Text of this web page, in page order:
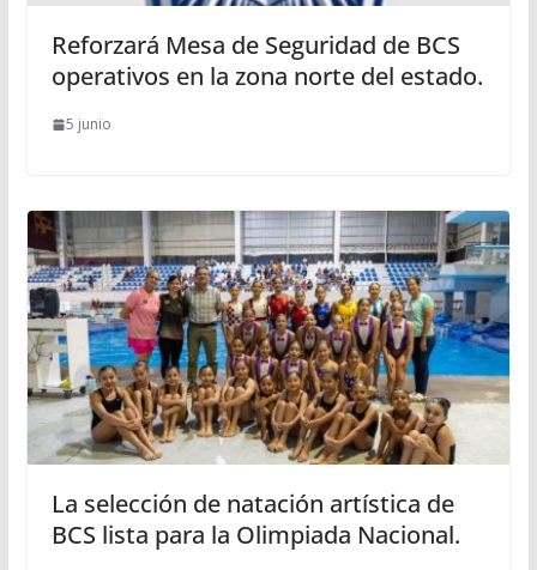
Reforzará Mesa de Seguridad de BCS
operativos en la zona norte del estado.
5 junio
La selección de natación artística de
BCS lista para la Olimpiada Nacional.